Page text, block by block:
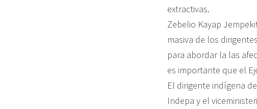
extractivas.
Zebelio Kayap
masiva de los
para abordar la las
es importante que el
El dirigente indígena
Indepa y el